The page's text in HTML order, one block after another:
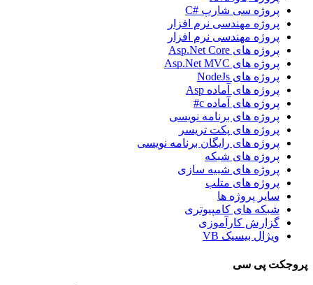
پروژه سی شارپ #C
پروژه مهندسی نرم افزار
پروژه مهندسی نرم افزار
پروژه های Asp.Net Core
پروژه های Asp.Net MVC
پروژه های NodeJs
پروژه های آماده Asp
پروژه های آماده c#
پروژه های برنامه نویسی
پروژه های پکت تریسر
پروژه های رایگان برنامه نویسی
پروژه های شبکه
پروژه های شبیه سازی
پروژه های متلب
سایر پروژه ها
شبکه های کامپیوتری
گزارش کارآموزی
ویژال بیسیک VB
پروجکت پی سی